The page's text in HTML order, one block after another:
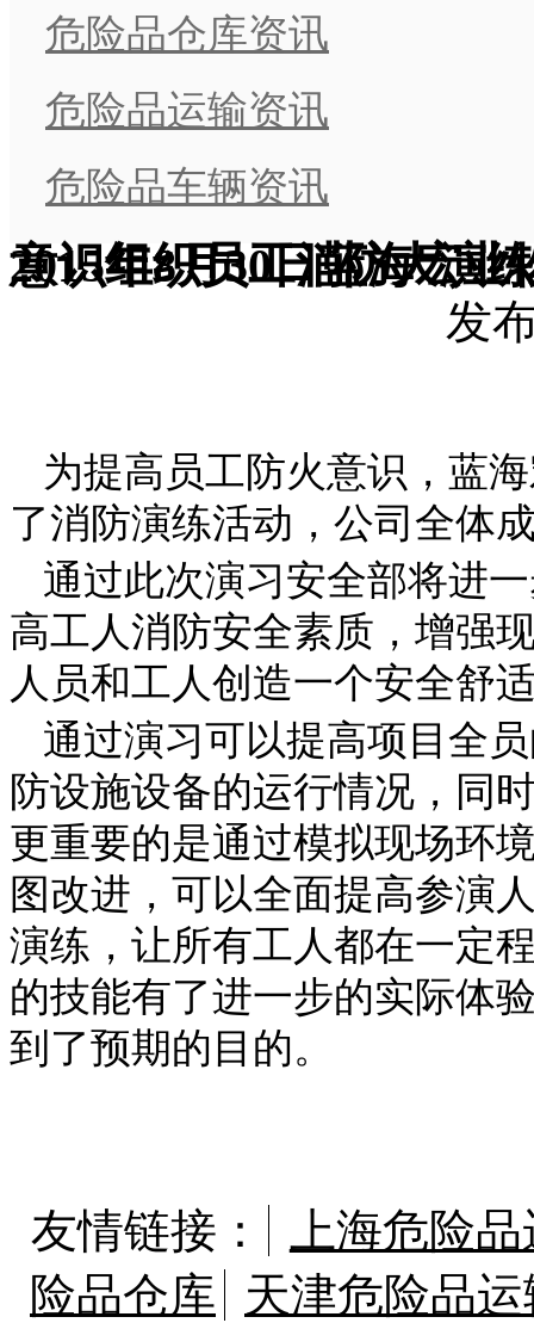
危险品仓库资讯
危险品运输资讯
危险品车辆资讯
2015年8月30日蓝海宏业物流公司为提高公司员工防火意识组织员工消防大演练
发
为提高员工防火意识，蓝
了消防演练活动，公司全体
通过此次演习安全部将进
高工人消防安全素质，增强
人员和工人创造一个安全舒
通过演习可以提高项目全
防设施设备的运行情况，同
更重要的是通过模拟现场环
图改进，可以全面提高参演
演练，让所有工人都在一定
的技能有了进一步的实际体
到了预期的目的。
友情链接：
上海危险
险品仓库
天津危险品运